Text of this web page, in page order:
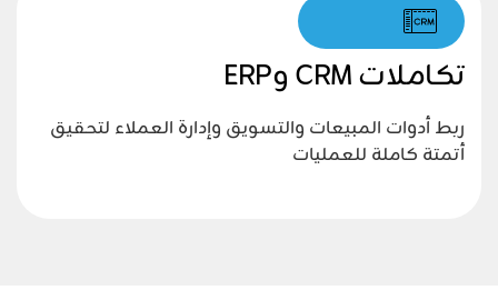
تكاملات CRM وERP
ربط أدوات المبيعات والتسويق وإدارة العملاء لتحقيق
أتمتة كاملة للعمليات